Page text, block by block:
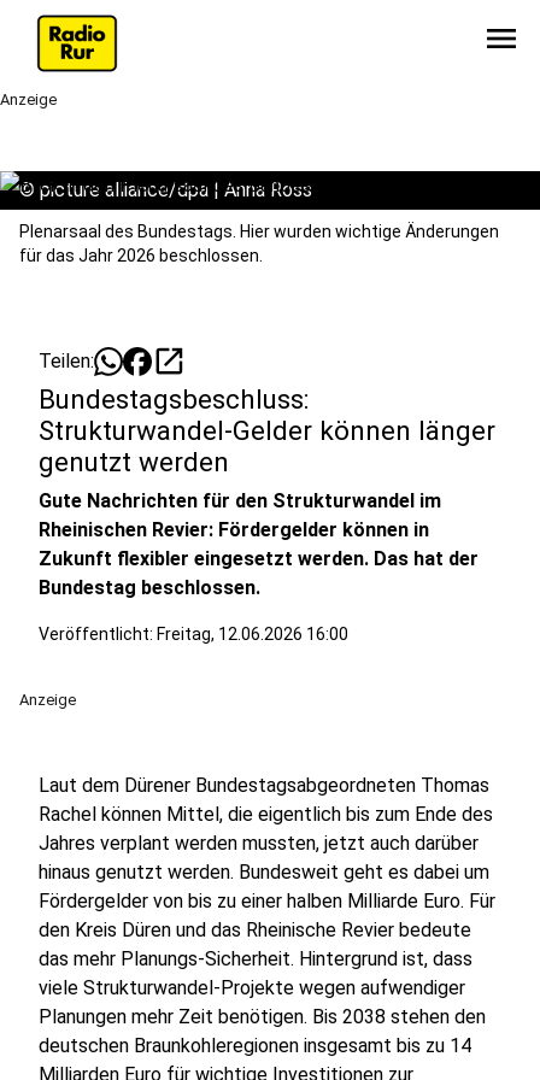
menu
Anzeige
© picture alliance/dpa | Anna Ross
Plenarsaal des Bundestags. Hier wurden wichtige Änderungen
für das Jahr 2026 beschlossen.
Teilen: open_in_new
Bundestagsbeschluss:
Strukturwandel-Gelder können länger
genutzt werden
Gute Nachrichten für den Strukturwandel im
Rheinischen Revier: Fördergelder können in
Zukunft flexibler eingesetzt werden. Das hat der
Bundestag beschlossen.
Veröffentlicht: Freitag, 12.06.2026 16:00
Anzeige
Laut dem Dürener Bundestagsabgeordneten Thomas
Rachel können Mittel, die eigentlich bis zum Ende des
Jahres verplant werden mussten, jetzt auch darüber
hinaus genutzt werden. Bundesweit geht es dabei um
Fördergelder von bis zu einer halben Milliarde Euro. Für
den Kreis Düren und das Rheinische Revier bedeute
das mehr Planungs-Sicherheit. Hintergrund ist, dass
viele Strukturwandel-Projekte wegen aufwendiger
Planungen mehr Zeit benötigen. Bis 2038 stehen den
deutschen Braunkohleregionen insgesamt bis zu 14
Milliarden Euro für wichtige Investitionen zur